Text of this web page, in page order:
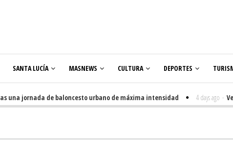
SANTA LUCÍA MASNEWS CULTURA DEPORTES
jornada de baloncesto urbano de máxima intensidad 4 days ago -